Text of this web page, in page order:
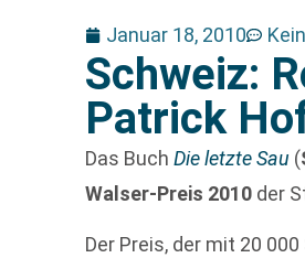
Januar 18, 2010
Schweiz:
Patrick
Das BuchDie letzte Sau (
Walser-Preis 2010 der
Der Preis, der mit 20